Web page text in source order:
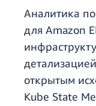
Аналитика
для Amazon
открытым
Kube State